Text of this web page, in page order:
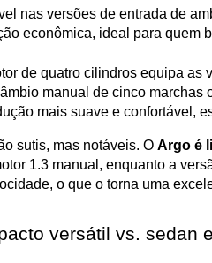
nas versões de entrada de
econômica, ideal para quem
de quatro cilindros equipa as
manual de cinco
mais suave e confortável,
sutis, mas notáveis. O Argo é
1.3 manual, enquanto a
o que o torna uma
versátil vs. sedan